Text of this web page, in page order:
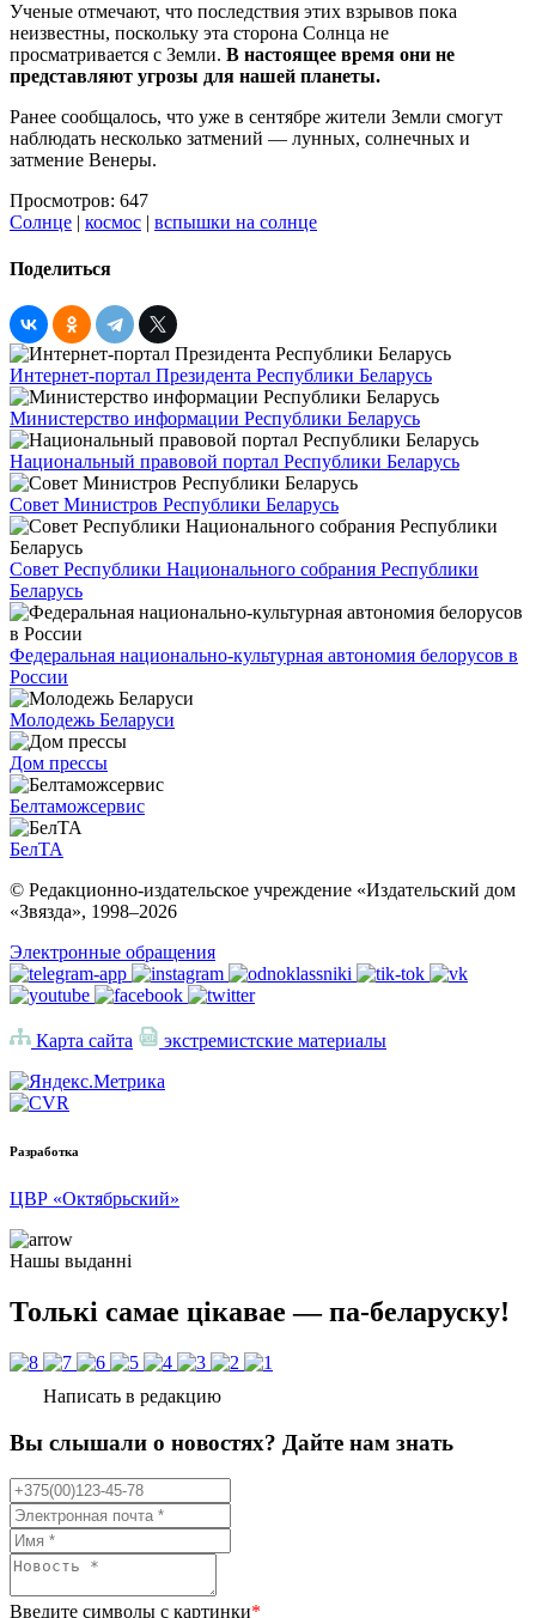
Ученые отмечают, что последствия этих взрывов пока
неизвестны, поскольку эта сторона Солнца не
просматривается с Земли. В настоящее время они не
представляют угрозы для нашей планеты.
Ранее сообщалось, что уже в сентябре жители Земли смогут
наблюдать несколько затмений — лунных, солнечных и
затмение Венеры.
Просмотров: 647
Солнце | космос | вспышки на солнце
Поделиться
Интернет-портал Президента Республики Беларусь
Министерство информации Республики Беларусь
Национальный правовой портал Республики Беларусь
Совет Министров Республики Беларусь
Совет Республики Национального собрания Республики
Беларусь
Федеральная национально-культурная автономия белорусов в
России
Молодежь Беларуси
Дом прессы
Белтаможсервис
БелТА
© Редакционно-издательское учреждение «Издательский дом
«Звязда», 1998–2026
Электронные обращения
Карта сайта экстремистские материалы
Разработка
ЦВР «Октябрьский»
Нашы выданні
Толькі самае цікавае — па-беларуску!
Написать в редакцию
Вы слышали о новостях? Дайте нам знать
Введите символы с картинки*